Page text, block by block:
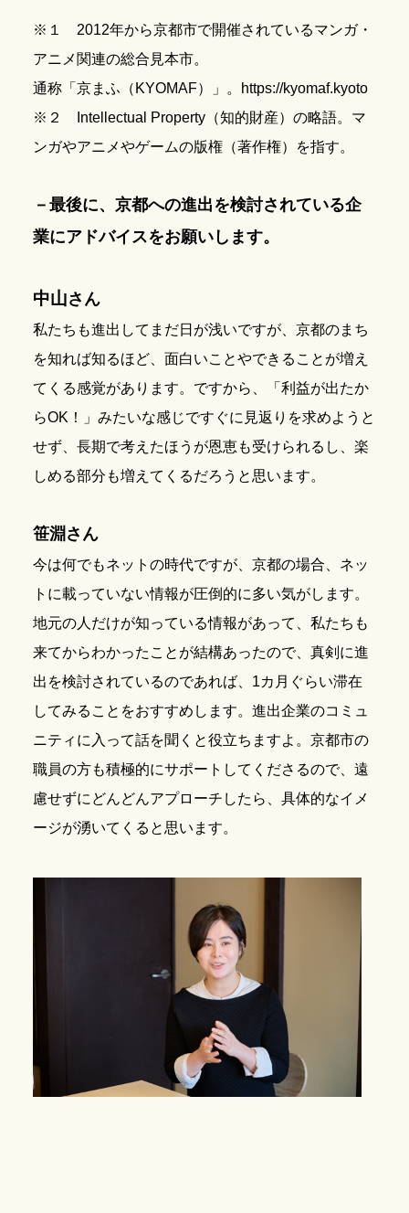
※１ 2012年から京都市で開催されているマンガ・
アニメ関連の総合見本市。
通称「京まふ（KYOMAF）」。https://kyomaf.kyoto
※２ Intellectual Property（知的財産）の略語。マ
ンガやアニメやゲームの版権（著作権）を指す。
－最後に、京都への進出を検討されている企
業にアドバイスをお願いします。
中山さん
私たちも進出してまだ日が浅いですが、京都のまち
を知れば知るほど、面白いことやできることが増え
てくる感覚があります。ですから、「利益が出たか
らOK！」みたいな感じですぐに見返りを求めようと
せず、長期で考えたほうが恩恵も受けられるし、楽
しめる部分も増えてくるだろうと思います。
笹淵さん
今は何でもネットの時代ですが、京都の場合、ネッ
トに載っていない情報が圧倒的に多い気がします。
地元の人だけが知っている情報があって、私たちも
来てからわかったことが結構あったので、真剣に進
出を検討されているのであれば、1カ月ぐらい滞在
してみることをおすすめします。進出企業のコミュ
ニティに入って話を聞くと役立ちますよ。京都市の
職員の方も積極的にサポートしてくださるので、遠
慮せずにどんどんアプローチしたら、具体的なイメ
ージが湧いてくると思います。